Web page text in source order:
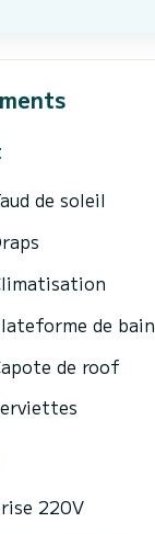
de soleil
de bain
de roof
220V